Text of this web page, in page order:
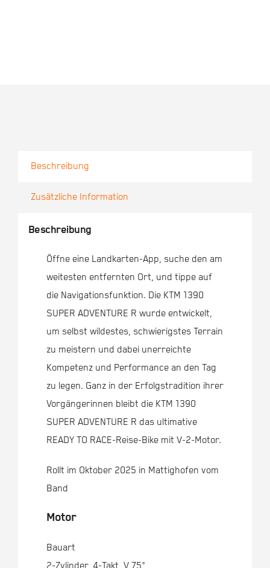
Beschreibung
Zusätzliche Information
Beschreibung
Öffne eine Landkarten-App, suche den am
weitesten entfernten Ort, und tippe auf
die Navigationsfunktion. Die KTM 1390
SUPER ADVENTURE R wurde entwickelt,
um selbst wildestes, schwierigstes Terrain
zu meistern und dabei unerreichte
Kompetenz und Performance an den Tag
zu legen. Ganz in der Erfolgstradition ihrer
Vorgängerinnen bleibt die KTM 1390
SUPER ADVENTURE R das ultimative
READY TO RACE-Reise-Bike mit V-2-Motor.
Rollt im Oktober 2025 in Mattighofen vom
Band
Motor
Bauart